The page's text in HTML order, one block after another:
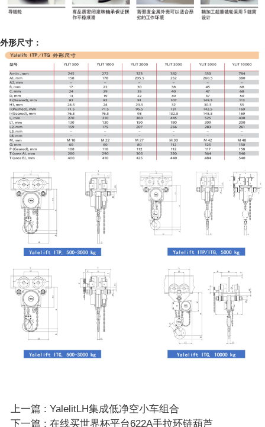
外形尺寸：
上一篇 : YalelitLH集成低净空小车组合
下一篇 : 在线买世界杯平台622A手拉环链葫芦